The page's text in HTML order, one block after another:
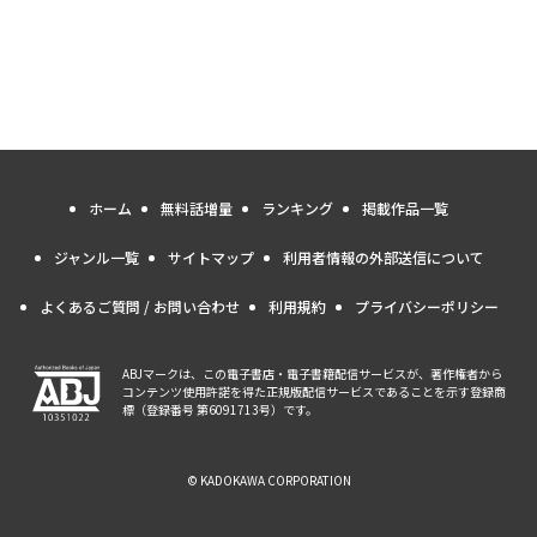
ホーム 無料話増量 ランキング 掲載作品一覧
ジャンル一覧 サイトマップ 利用者情報の外部送信について
よくあるご質問 / お問い合わせ 利用規約 プライバシーポリシー
ABJマークは、この電子書店・電子書籍配信サービスが、著作権者から
コンテンツ使用許諾を得た正規版配信サービスであることを示す登録商
標（登録番号 第6091713号）です。
© KADOKAWA CORPORATION